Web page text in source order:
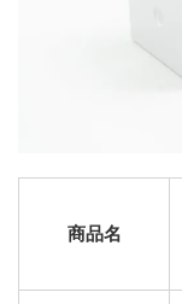
商品名